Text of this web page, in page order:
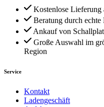
Kostenlose Lieferung
Beratung durch
Ankauf von
Große Auswahl im
Region
Service
Kontakt
Ladengeschäft